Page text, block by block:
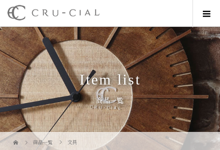
Item list
商品一覧
商品一覧 文具